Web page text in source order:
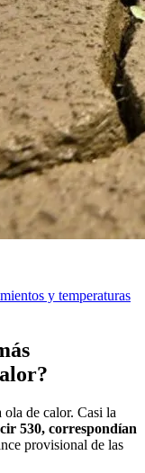
y temperaturas
de calor. Casi la
530, correspondían
provisional de las